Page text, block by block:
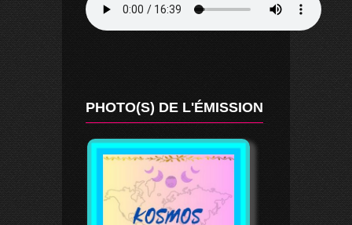
PHOTO(S) DE L'ÉMISSION